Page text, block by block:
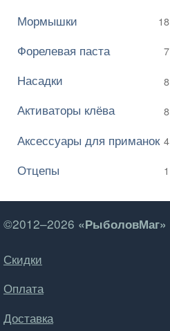
Мормышки 18
Форелевая паста 7
Насадки 8
Активаторы клёва 8
Аксессуары для приманок 4
Отцепы 1
©2012–2026 «РыболовМаг»
Скидки
Оплата
Доставка